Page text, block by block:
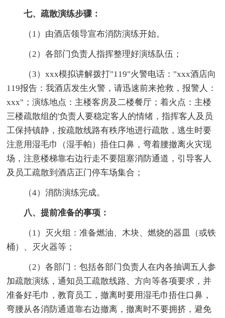
七、疏散演练步骤：
（1）由酒店领导宣布消防演练开始。
（2）各部门负责人指挥整理好演练队伍；
（3）xxx模拟讲解拨打"119"火警电话："xxx酒店向
119报告：我酒店发生火警，请迅速前来抢救，报警人：
xxx"；演练地点：主楼客房及二楼餐厅；着火点：主楼
三楼疏散组的'负责人要稳定客人的情绪，指挥客人及员
工保持镇静，按疏散线路有秩序地进行疏散，逃生时要
注意用湿毛巾（湿手帕）捂住口鼻，弯着腰撤离火灾现
场，注意楼梯靠右边行走不要阻塞消防通道，引导客人
及员工疏散到酒店正门停车场集合；
（4）消防演练完成。
八、提前准备的事项：
（1）灭火组：准备燃油、木块、燃烧的器皿（或铁
桶）、灭火器等；
（2）各部门：包括各部门负责人在内各抽调五人参
加疏散演练，通知员工疏散线路、方向等各项要求，并
准备好毛巾，教育员工，撤离时要用湿毛巾捂住口鼻，
弯腰从各消防通道靠右边撤离，撤离时不要拥挤，避免